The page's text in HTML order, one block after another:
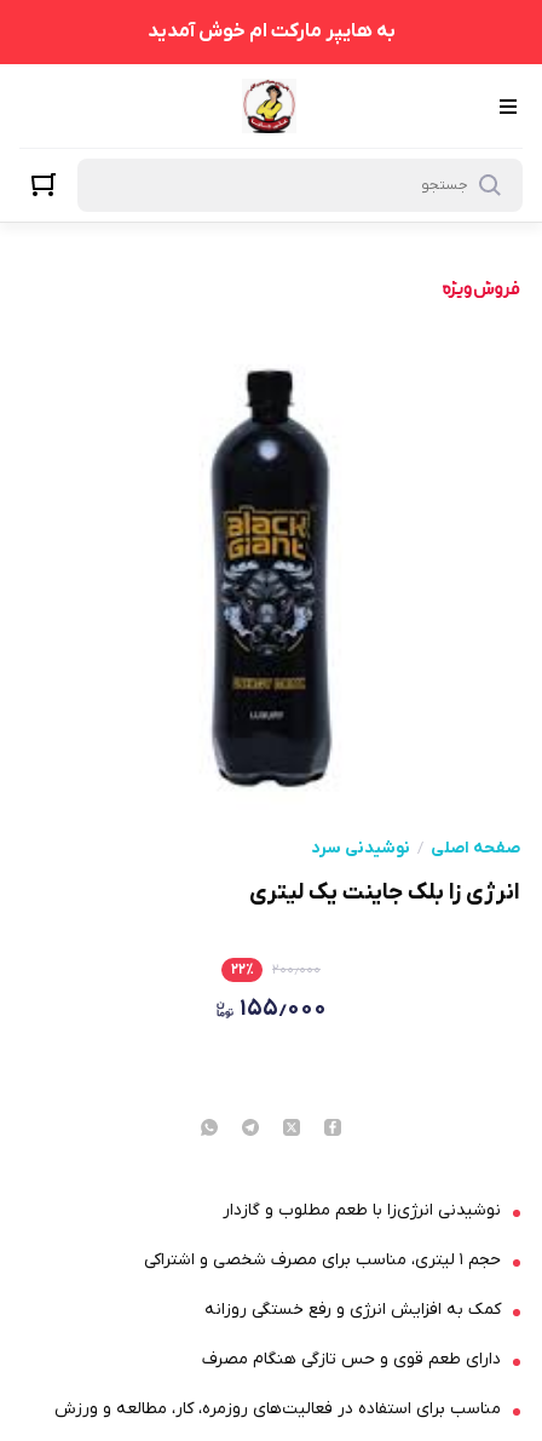
به هایپر مارکت ام خوش آمدید
صفحه اصلی نوشیدنی سرد
انرژی زا بلک جاینت یک لیتری
۲۰۰٫۰۰۰ ۲۲٪
۱۵۵٫۰۰۰
نوشیدنی انرژی‌زا با طعم مطلوب و گازدار
حجم ۱ لیتری، مناسب برای مصرف شخصی و اشتراکی
کمک به افزایش انرژی و رفع خستگی روزانه
دارای طعم قوی و حس تازگی هنگام مصرف
مناسب برای استفاده در فعالیت‌های روزمره، کار، مطالعه و ورزش